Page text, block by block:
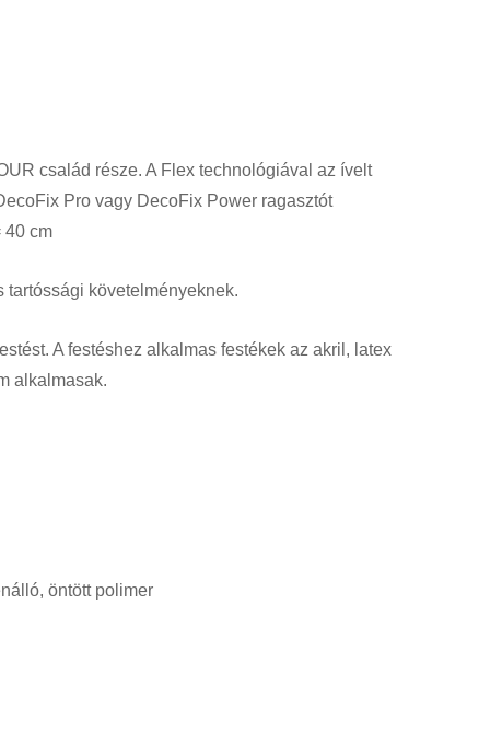
család része. A Flex technológiával az ívelt
Pro vagy DecoFix Power ragasztót
40 cm
követelményeknek.
A festéshez alkalmas festékek az akril, latex
alkalmasak.
öntött polimer